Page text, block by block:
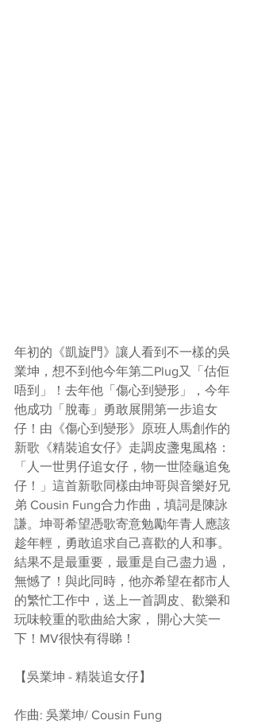
年初的《凱旋門》讓人看到不一樣的吳
業坤，想不到他今年第二Plug又「估佢
唔到」！去年他「傷心到變形」，今年
他成功「脫毒」勇敢展開第一步追女
仔！由《傷心到變形》原班人馬創作的
新歌《精裝追女仔》走調皮盞鬼風格：
「人一世男仔追女仔，物一世陸龜追兔
仔！」這首新歌同樣由坤哥與音樂好兄
弟 Cousin Fung合力作曲，填詞是陳詠
謙。坤哥希望憑歌寄意勉勵年青人應該
趁年輕，勇敢追求自己喜歡的人和事。
結果不是最重要，最重是自己盡力過，
無憾了！與此同時，他亦希望在都市人
的繁忙工作中，送上一首調皮、歡樂和
玩味較重的歌曲給大家， 開心大笑一
下！MV很快有得睇！
【吳業坤 - 精裝追女仔】
作曲: 吳業坤/ Cousin Fung